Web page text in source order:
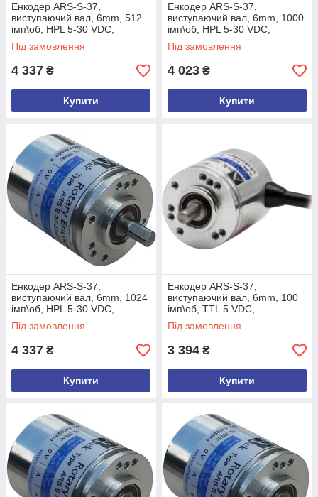
Енкодер ARS-S-37,
виcтупаючий вал, 6mm, 512
імп\об, HPL 5-30 VDC,
A,/A,B,/B,Z,/Z, кабель 3м,
задній
Під замовлення
4 337 ₴
Купити
Енкодер ARS-S-37,
виcтупаючий вал, 6mm, 1000
імп\об, HPL 5-30 VDC,
A,/A,B,/B,Z,/Z, кабель 3м,
задній
Під замовлення
4 023 ₴
Купити
Енкодер ARS-S-37,
виcтупаючий вал, 6mm, 1024
імп\об, HPL 5-30 VDC,
A,/A,B,/B,Z,/Z, кабель 3м,
задній вихід
Під замовлення
4 337 ₴
Купити
Енкодер ARS-S-37,
виcтупаючий вал, 6mm, 100
імп\об, TTL 5 VDC,
A,/A,B,/B,Z,/Z, кабель 3м,
боковий вихід
Під замовлення
3 394 ₴
Купити